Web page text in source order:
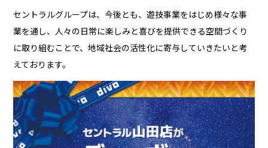
セントラルグループは、今後とも、遊技事業をはじめ様々な事
業を通し、人々の日常に楽しみと喜びを提供できる空間づくり
に取り組むことで、地域社会の活性化に寄与していきたいと考
えております。